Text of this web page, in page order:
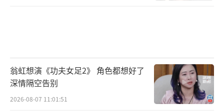
翁虹想演《功夫女足2》 角色都想好了
深情隔空告别
2026-08-07 11:01:51